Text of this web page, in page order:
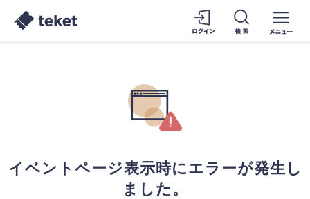
イベントページ表示時にエラーが発生し
ました。